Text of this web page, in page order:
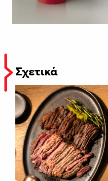
Σχετικά